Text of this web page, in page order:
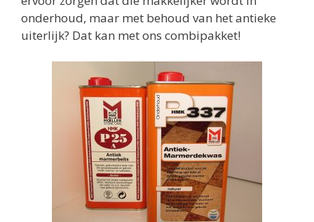
onderhoud, maar met behoud van het antieke
uiterlijk? Dat kan met ons combipakket!